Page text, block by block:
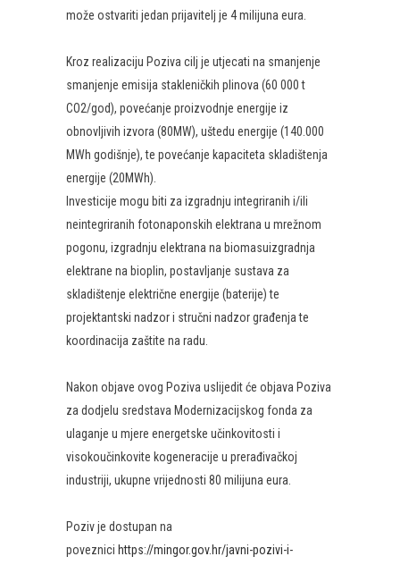
može ostvariti jedan prijavitelj je 4 milijuna eura.
Kroz realizaciju Poziva cilj je utjecati na smanjenje
smanjenje emisija stakleničkih plinova (60 000 t
CO2/god), povećanje proizvodnje energije iz
obnovljivih izvora (80MW), uštedu energije (140.000
MWh godišnje), te povećanje kapaciteta skladištenja
energije (20MWh).
Investicije mogu biti za izgradnju integriranih i/ili
neintegriranih fotonaponskih elektrana u mrežnom
pogonu, izgradnju elektrana na biomasuizgradnja
elektrane na bioplin, postavljanje sustava za
skladištenje električne energije (baterije) te
projektantski nadzor i stručni nadzor građenja te
koordinacija zaštite na radu.
Nakon objave ovog Poziva uslijedit će objava Poziva
za dodjelu sredstava Modernizacijskog fonda za
ulaganje u mjere energetske učinkovitosti i
visokoučinkovite kogeneracije u prerađivačkoj
industriji, ukupne vrijednosti 80 milijuna eura.
Poziv je dostupan na
poveznici https://mingor.gov.hr/javni-pozivi-i-